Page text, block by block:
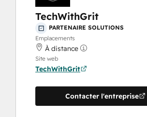
TechWithGrit
PARTENAIRE SOLUTIONS
Emplacements
À distance
Site web
TechWithGrit
Contacter l'entreprise